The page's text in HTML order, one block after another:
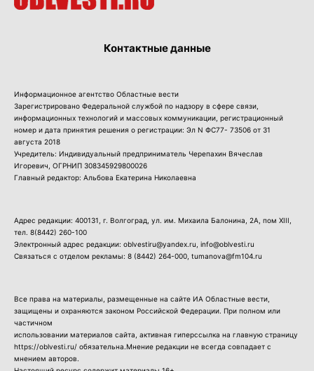
Контактные данные
Информационное агентство Областные вести
Зарегистрировано Федеральной службой по надзору в сфере связи,
информационных технологий и массовых коммуникации, регистрационный
номер и дата принятия решения о регистрации: Эл N ФС77- 73506 от 31
августа 2018
Учредитель: Индивидуальный предприниматель Черепахин Вячеслав
Игоревич, ОГРНИП 308345929800026
Главный редактор: Альбова Екатерина Николаевна
Адрес редакции: 400131, г. Волгоград, ул. им. Михаила Балонина, 2А, пом XIII,
тел. 8(8442) 260-100
Электронный адрес редакции: oblvestiru@yandex.ru, info@oblvesti.ru
Связаться с отделом рекламы: 8 (8442) 264-000 , tumanova@fm104.ru
Все права на материалы, размещенные на сайте ИА Областные вести,
защищены и охраняются законом Российской Федерации. При полном или
частичном
использовании материалов сайта, активная гиперссылка на главную страницу
https://oblvesti.ru/ обязательна.Мнение редакции не всегда совпадает с
мнением авторов.